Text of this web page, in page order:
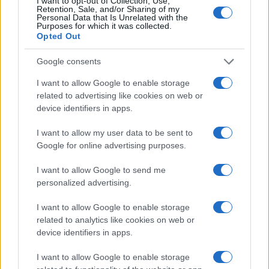
Retention, Sale, and/or Sharing of my
Personal Data that Is Unrelated with the
Purposes for which it was collected.
Opted Out
Google consents
I want to allow Google to enable storage
related to advertising like cookies on web or
device identifiers in apps.
I want to allow my user data to be sent to
Google for online advertising purposes.
I want to allow Google to send me
personalized advertising.
I want to allow Google to enable storage
related to analytics like cookies on web or
device identifiers in apps.
I want to allow Google to enable storage
Nocojšnja razstava in
predstavitev Vlada Vučiča v
Vuzenici odpovedana
Jutri spremenjen prometni
režim zaradi izvedbe prireditve
Do novembra zaradi sanacije
delna zapora občinske ceste v
Planinska zveza Slovenije:
kmetiji Bukovnik
Obvestila
Izklop elektrike: 426. Nadzorništvo Vuzenica - Območje Sv.
Anton na Pohorju